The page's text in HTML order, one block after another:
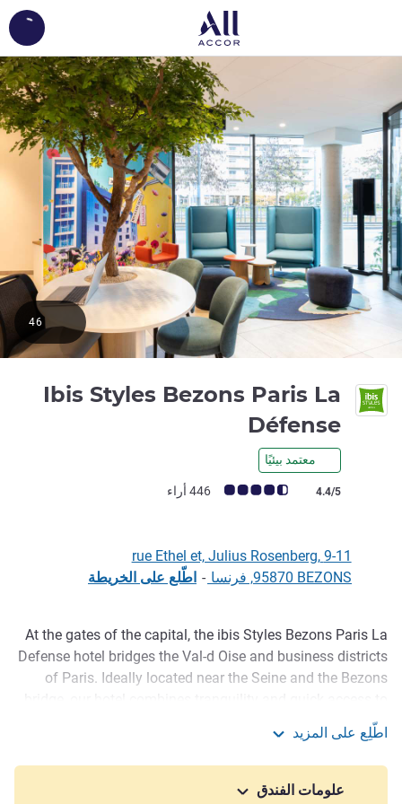
Ibis Styles Bezons Paris La
Défense
معتمد بيئيًا
ملاحظة أراء العملاء (رأي ALL)
4.4/5 446 أراء
46
9-11 rue Ethel et, Julius Rosenberg,
95870 BEZONS, فرنسا
- اطّلع على الخريطة
الوصف
At the gates of the capital, the ibis Styles Bezons Paris La
Defense hotel bridges the Val-d Oise and business districts
of Paris. Ideally located near the Seine and the Bezons
the city center thanks to nearby transit options. In a
designer and green setting, nature is incorporated into the
rooms and public spaces, guaranteeing a peaceful stay
while being connected to the dynamic La Defense district.
اطّلِع على المزيد
علومات الفندق